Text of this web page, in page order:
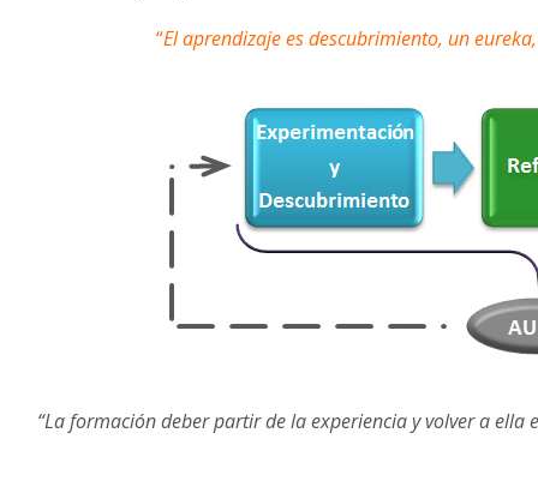
“El aprendizaje es descubrimiento, un
“La formación deber partir de la experiencia y volver a